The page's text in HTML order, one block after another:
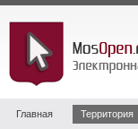
Главная Территория